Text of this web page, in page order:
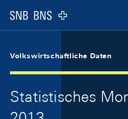
Logo
Volkswirtschaftliche Daten
Statistisches